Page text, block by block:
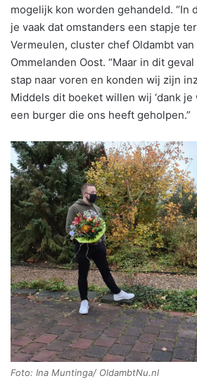
mogelijk kon worden gehandeld. “In
je vaak dat omstanders een stapje
Vermeulen, cluster chef Oldambt van
Ommelanden Oost. “Maar in dit
stap naar voren en konden wij zijn
Middels dit boeket willen wij ‘dank je
een burger die ons heeft geholpen.”
Foto: Ina Muntinga/ OldambtNu.nl